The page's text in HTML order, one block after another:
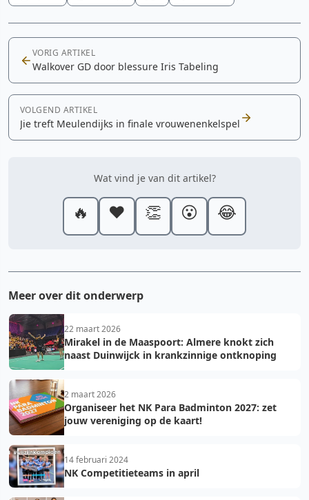
VORIG ARTIKEL
Walkover GD door blessure Iris Tabeling
VOLGEND ARTIKEL
Jie treft Meulendijks in finale vrouwenenkelspel
Wat vind je van dit artikel?
🔥 ❤️ 👏 😮 😂
Meer over dit onderwerp
22 maart 2026
Mirakel in de Maaspoort: Almere knokt zich
naast Duinwijck in krankzinnige ontknoping
2 maart 2026
Organiseer het NK Para Badminton 2027: zet
jouw vereniging op de kaart!
14 februari 2024
NK Competitieteams in april